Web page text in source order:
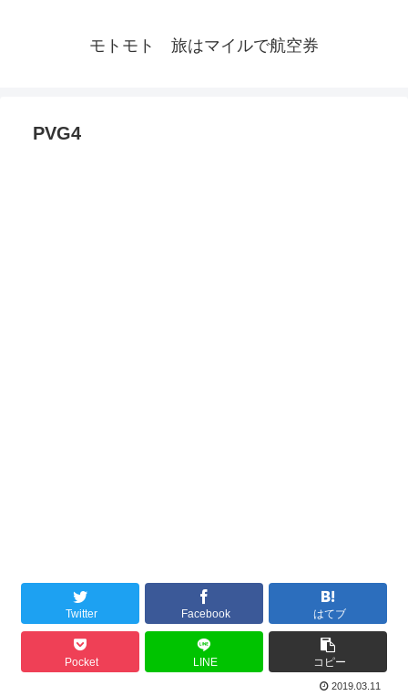
モトモト 旅はマイルで航空券
PVG4
Twitter Facebook はてブ
Pocket LINE コピー
2019.03.11